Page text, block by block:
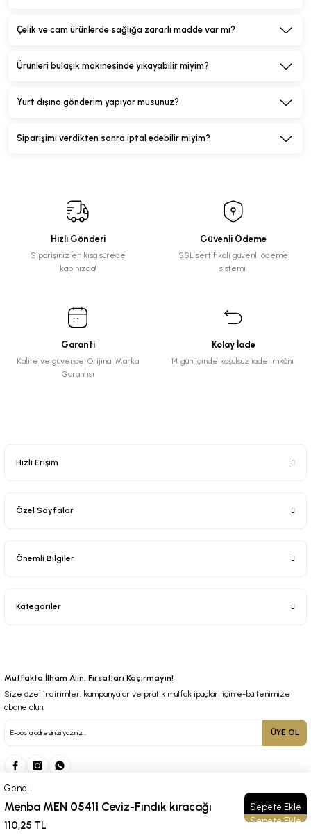
Çelik ve cam ürünlerde sağlığa zararlı madde var mı?
Ürünleri bulaşık makinesinde yıkayabilir miyim?
Yurt dışına gönderim yapıyor musunuz?
Siparişimi verdikten sonra iptal edebilir miyim?
Genel
Menba MEN 05411 Ceviz-Fındık kıracağı
110,25 TL
Sepete Ekle
Hızlı Gönderi
Siparişiniz en kısa sürede
kapınızda!
Güvenli Ödeme
SSL sertifikalı güvenli ödeme
sistemi.
Garanti
Kalite ve güvence: Orijinal Marka
Garantisi
Kolay İade
14 gün içinde koşulsuz iade imkânı.
Hızlı Erişim
Özel Sayfalar
Önemli Bilgiler
Kategoriler
Mutfakta İlham Alın, Fırsatları Kaçırmayın!
Size özel indirimler, kampanyalar ve pratik mutfak ipuçları için e-bültenimize
abone olun.
ÜYE OL
© 2025 Tüm Hakları Saklıdır. Kredi kartı bilgileriniz 256bit SSL sertifikası ile korunmaktadır.